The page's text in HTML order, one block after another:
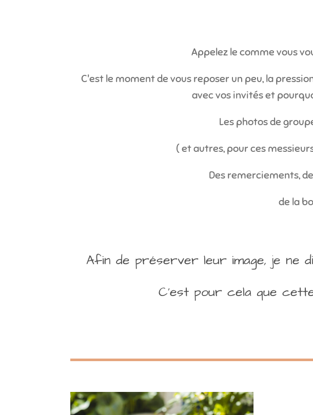
Appelez le comme vous
C'est le moment de vous reposer un peu, la
avec vos invités et
Les photos de
( et autres, pour ces
Des remerciements,
de la
Afin de préserver leur image, je ne
C'est pour cela que